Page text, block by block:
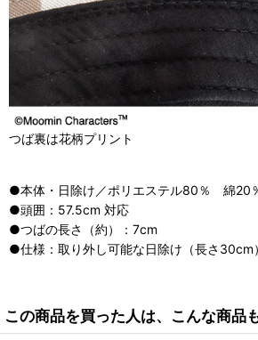
つば裏は花柄プリント
●本体・日除け／ポリエステル80％ 綿20
●頭囲：57.5cm 対応
●つばの長さ（約）：7cm
●仕様：取り外し可能な日除け（長さ30cm
この商品を買った人は、こんな商品